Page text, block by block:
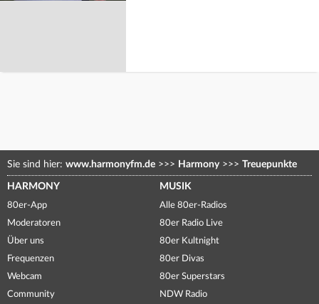
Sie sind hier: www.harmonyfm.de >>> Harmony >>> Treuepunkte
HARMONY
80er-App
Moderatoren
Über uns
Frequenzen
Webcam
Community
MUSIK
Alle 80er-Radios
80er Radio Live
80er Kultnight
80er Divas
80er Superstars
NDW Radio